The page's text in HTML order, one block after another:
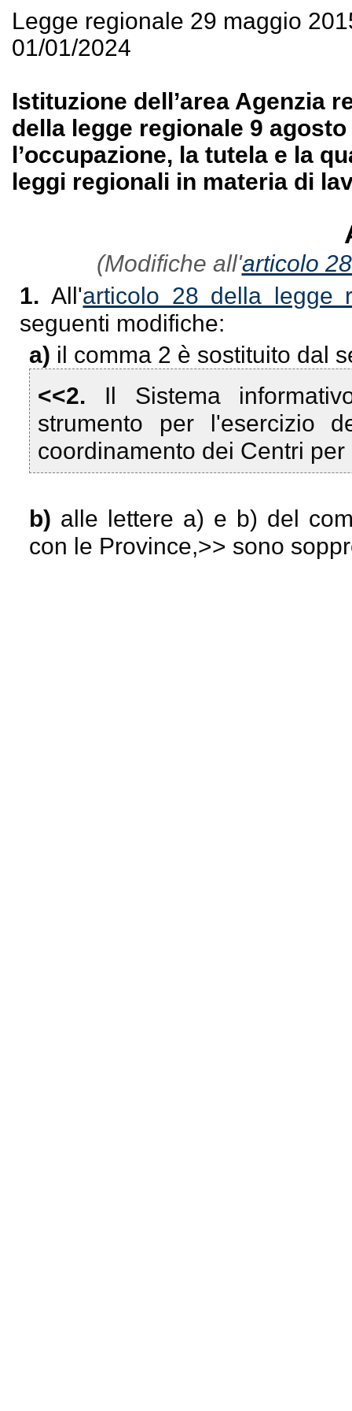
Legge regionale 29 maggio
01/01/2024
Istituzione dell’area Agenzia
della legge regionale 9
l’occupazione, la tutela e la
leggi regionali in materia di
(Modifiche all'articolo
1.All'articolo 28 della legge
seguenti modifiche:
a) il comma 2 è sostituito dal
<<2. Il Sistema
strumento per l'esercizio
coordinamento dei Centri
b) alle lettere a) e b) del
con le Province,>> sono